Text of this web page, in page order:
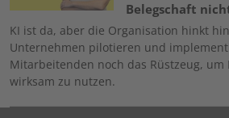
Belegschaft
KI ist da, aber die Organisation hinkt
Unternehmen pilotieren und
Mitarbeitenden noch das Rüstzeug, um
wirksam zu nutzen.